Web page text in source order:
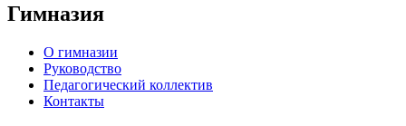
Гимназия
О гимназии
Руководство
Педагогический коллектив
Контакты